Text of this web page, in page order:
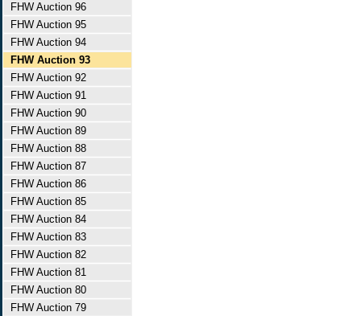
FHW Auction 96
FHW Auction 95
FHW Auction 94
FHW Auction 93
FHW Auction 92
FHW Auction 91
FHW Auction 90
FHW Auction 89
FHW Auction 88
FHW Auction 87
FHW Auction 86
FHW Auction 85
FHW Auction 84
FHW Auction 83
FHW Auction 82
FHW Auction 81
FHW Auction 80
FHW Auction 79